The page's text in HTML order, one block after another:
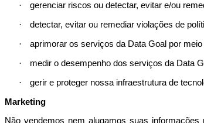
· gerenciar riscos ou detectar, evitar e/ou
· detectar, evitar ou remediar violações de
· aprimorar os serviços da Data Goal por
· medir o desempenho dos serviços da Data
· gerir e proteger nossa infraestrutura de
Marketing
Não vendemos nem alugamos suas